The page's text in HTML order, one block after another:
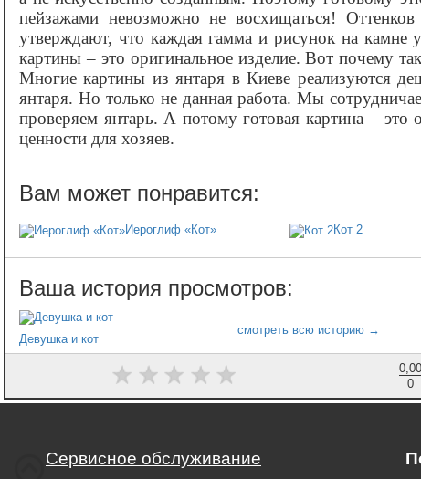
пейзажами невозможно не восхищаться!
утверждают, что каждая гамма и рисунок на камне
картины – это оригинальное изделие. Вот почему
Многие картины из янтаря в Киеве реализуются
янтаря. Но только не данная работа. Мы
проверяем янтарь. А потому готовая картина – это
ценности для хозяев.
Иероглиф «Кот» Кот 2
Девушка и кот
0,00
0
Сервисное обслуживание